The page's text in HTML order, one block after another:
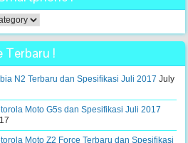
Terbaru !
N2 Terbaru dan Spesifikasi Juli 2017 July
Moto G5s dan Spesifikasi Juli 2017
Moto Z2 Force Terbaru dan Spesifikasi